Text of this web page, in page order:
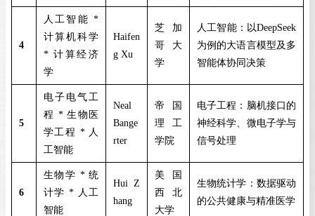
4
人工智能 *
计算机科学
* 计算经济
学
Haifen
g Xu
芝加
哥大
学
人工智能：以DeepSeek
为例的大语言模型及多
智能体协同决策
5
电子电气工
程 *生物医
学工程 * 人
工智能
Neal
Bange
rter
帝国
理工
学院
电子工程：脑机接口的
神经科学、微电子学与
信号处理
6
生物学 *统
计学* 人工
智能
Hui Z
hang
美国
西北
大学
生物统计学：数据驱动
的公共健康与精准医学